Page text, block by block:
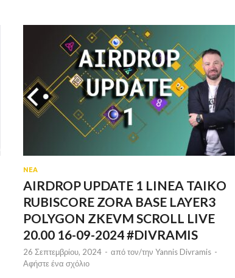
ΝΕΑ
AIRDROP UPDATE 1 LINEA TAIKO
RUBISCORE ZORA BASE LAYER3
POLYGON ZKEVM SCROLL LIVE
20.00 16-09-2024 #DIVRAMIS
26 Σεπτεμβρίου, 2024 - από τον/την Yannis Divramis -
Αφήστε ένα σχόλιο